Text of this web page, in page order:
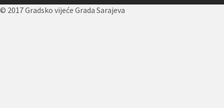
© 2017 Gradsko vijeće Grada Sarajeva